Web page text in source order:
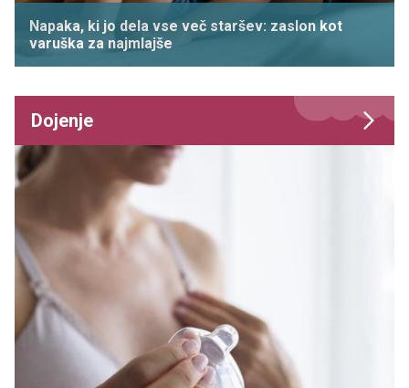
Napaka, ki jo dela vse več staršev: zaslon kot
varuška za najmlajše
Dojenje